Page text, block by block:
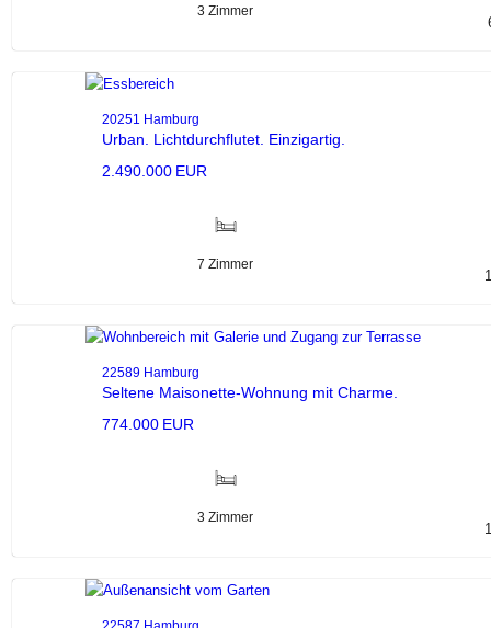
3 Zimmer
20251 Hamburg
Urban. Lichtdurchflutet. Einzigartig.
2.490.000 EUR
7 Zimmer
22589 Hamburg
Seltene Maisonette-Wohnung mit Charme.
774.000 EUR
3 Zimmer